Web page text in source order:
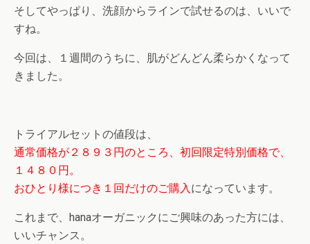
そしてやっぱり、洗顔からラインで試せるのは、いいで
すね。
今回は、１週間のうちに、肌がどんどん柔らかくなって
きました。
トライアルセットの値段は、
通常価格が２８９３円のところ、初回限定特別価格で、
１４８０円。
おひとり様につき１回だけのご購入になっています。
これまで、hanaオーガニックにご興味のあった方には、
いいチャンス。